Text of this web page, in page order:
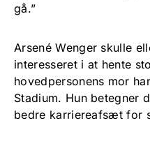
gå.”
Arsené Wenger skulle
interesseret i at hente
hovedpersonens mor
Stadium. Hun betegner
bedre karriereafsæt for